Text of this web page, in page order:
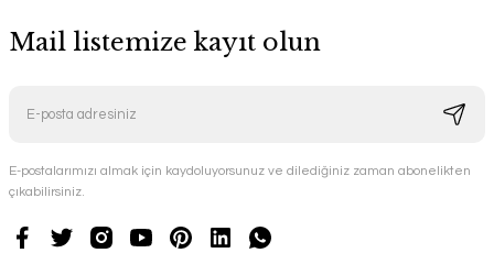
Mail listemize kayıt olun
E-postalarımızı almak için kaydoluyorsunuz ve dilediğiniz zaman abonelikten
çıkabilirsiniz.